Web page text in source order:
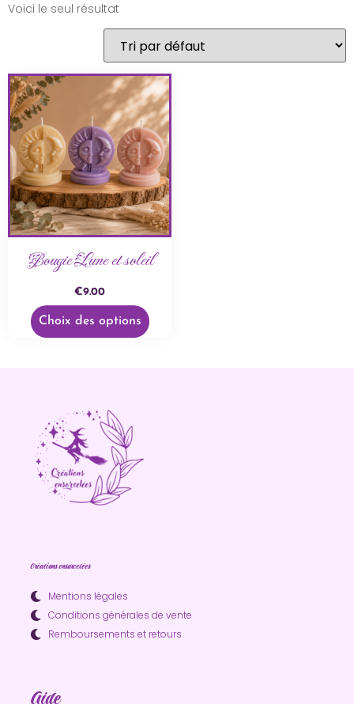
Voici le seul résultat
Bougie Lune et soleil
€9.00
Choix des options
Créations ensorcelées
Mentions légales
Conditions générales de vente
Remboursements et retours